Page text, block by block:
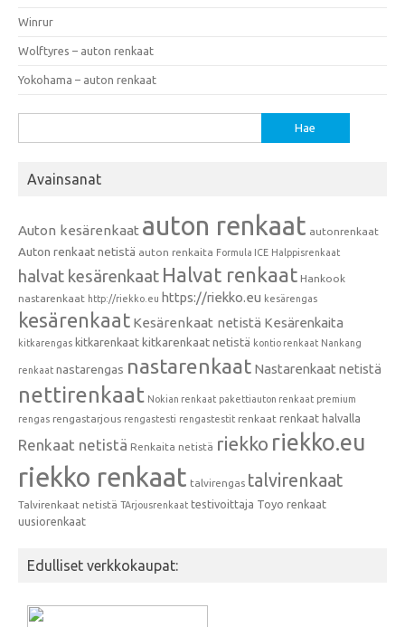
Winrur
Wolftyres – auton renkaat
Yokohama – auton renkaat
Avainsanat
Auton kesärenkaat auton renkaat autonrenkaat
Auton renkaat netistä auton renkaita Formula ICE Halppisrenkaat
halvat kesärenkaat Halvat renkaat Hankook
nastarenkaat http://riekko.eu https://riekko.eu kesärengas
kesärenkaat Kesärenkaat netistä Kesärenkaita
kitkarengas kitkarenkaat kitkarenkaat netistä kontio renkaat Nankang
renkaat nastarengas nastarenkaat Nastarenkaat netistä
nettirenkaat Nokian renkaat pakettiauton renkaat premium
rengas rengastarjous rengastesti rengastestit renkaat renkaat halvalla
Renkaat netistä Renkaita netistä riekko riekko.eu
riekko renkaat talvirengas talvirenkaat
Talvirenkaat netistä TArjousrenkaat testivoittaja Toyo renkaat
uusiorenkaat
Edulliset verkkokaupat: